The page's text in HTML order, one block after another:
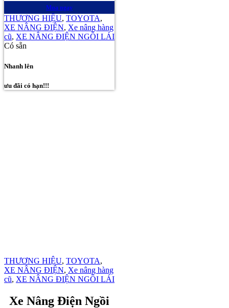
Mua ngay
THƯƠNG HIỆU, TOYOTA,
XE NÂNG ĐIỆN, Xe nâng hàng
cũ, XE NÂNG ĐIỆN NGỒI LÁI
Có sẵn
Nhanh lên
ưu đãi có hạn!!!
THƯƠNG HIỆU, TOYOTA,
XE NÂNG ĐIỆN, Xe nâng hàng
cũ, XE NÂNG ĐIỆN NGỒI LÁI
Xe Nâng Điện Ngồi